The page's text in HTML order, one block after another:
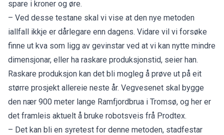
spare i kroner og øre.
– Ved desse testane skal vi vise at den nye metoden
iallfall ikkje er dårlegare enn dagens. Vidare vil vi forsøke
finne ut kva som ligg av gevinstar ved at vi kan nytte mindre
dimensjonar, eller ha raskare produksjonstid, seier han.
Raskare produksjon kan det bli mogleg å prøve ut på eit
større prosjekt allereie neste år. Vegvesenet skal bygge
den nær 900 meter lange Ramfjordbrua i Tromsø, og her er
det framleis aktuelt å bruke robotsveis frå Prodtex.
– Det kan bli en syretest for denne metoden, stadfestar